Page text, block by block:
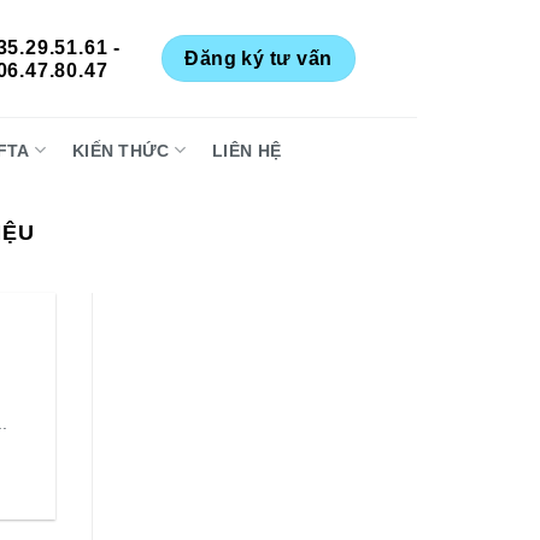
-
Đăng ký tư vấn
KIẾN THỨC LIÊN HỆ